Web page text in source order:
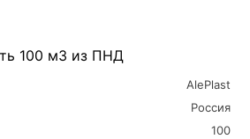
100 м3 из ПНД
AlePlast
Россия
100